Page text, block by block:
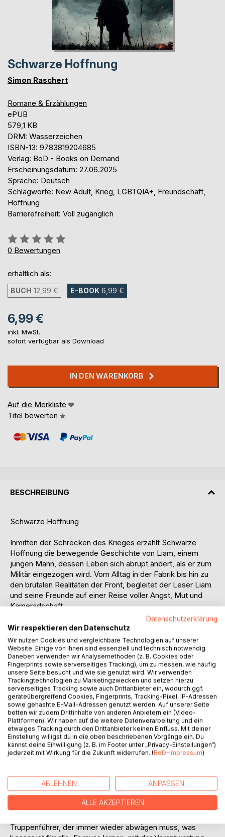
Schwarze Hoffnung
Simon Raschert
Romane & Erzählungen
ePUB
579,1 KB
DRM: Wasserzeichen
ISBN-13: 9783819204685
Verlag: BoD - Books on Demand
Erscheinungsdatum: 27.06.2025
Sprache: Deutsch
Schlagworte: New Adult, Krieg, LGBTQIA+, Freundschaft,
Hoffnung
Barrierefreiheit: Voll zugänglich
Bewertung::
0%
0 Bewertungen
erhältlich als:
BUCH 12,99 € E-BOOK 6,99 €
6,99 €
inkl. MwSt.
sofort verfügbar als Download
IN DEN WARENKORB
Auf die Merkliste
Titel bewerten
BESCHREIBUNG
Schwarze Hoffnung
Inmitten der Schrecken des Krieges erzählt Schwarze
Hoffnung die bewegende Geschichte von Liam, einem
jungen Mann, dessen Leben sich abrupt ändert, als er zum
Militär eingezogen wird. Vom Alltag in der Fabrik bis hin zu
den brutalen Realitäten der Front, begleitet der Leser Liam
und seine Freunde auf einer Reise voller Angst, Mut und
Kameradschaft.
Während sie sich den Herausforderungen der
Grundausbildung und den ersten Kampfeinsätzen stellen,
entdecken sie die tiefen emotionalen und physischen
Narben, die der Krieg hinterlässt. Doch trotz der Dunkelheit
finden sie Momente der Hoffnung und Menschlichkeit, die
ihnen die Kraft geben, weiterzumachen.
Schwarze Hoffnung ist eine eindringliche Erzählung über
Verlust, Überleben und die unerschütterliche Hoffnung auf
Frieden.
Im Buch Schwarze Hoffnung taucht der Leser in die
Gedanken von Liam ein. Der Leser erlebt die Geschichte
Zusammen mit Liam erlebt der Leser die Höhen und Tiefen
des Krieges hautnah, wodurch eine tiefe und emotionale
Verbindung geschaffen wird.
Liam muss sich immer wieder neu beweisen, wird durch
Truppenführer, der immer wieder abwägen muss, was
Datenschutzerklärung
Wir respektieren den Datenschutz
Wir nutzen Cookies und vergleichbare Technologien auf unserer
Website. Einige von ihnen sind essenziell und technisch notwendig.
Daneben verwenden wir Analysemethoden (z. B. Cookies oder
Fingerprints sowie serverseitiges Tracking), um zu messen, wie häufig
unsere Seite besucht und wie sie genutzt wird. Wir verwenden
Trackingtechnologien zu Marketingzwecken und setzen hierzu
serverseitiges Tracking sowie auch Drittanbieter ein, wodurch ggf.
geräteübergreifend Cookies, Fingerprints, Tracking-Pixel, IP-Adressen
sowie gehashte E-Mail-Adressen genutzt werden. Auf unserer Seite
betten wir zudem Drittinhalte von anderen Anbietern ein (Video-
Plattformen). Wir haben auf die weitere Datenverarbeitung und ein
etwaiges Tracking durch den Drittanbieter keinen Einfluss. Mit deiner
Einstellung willigst du in die oben beschriebenen Vorgänge ein. Du
kannst deine Einwilligung (z. B. im Footer unter „Privacy-Einstellungen“)
jederzeit mit Wirkung für die Zukunft widerrufen. (BoD-Impressum)
ABLEHNEN ANPASSEN
ALLE AKZEPTIEREN